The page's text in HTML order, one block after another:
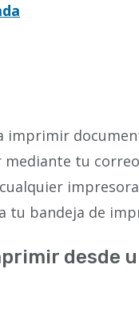
imprimir
mediante tu
tu bandeja de
desde